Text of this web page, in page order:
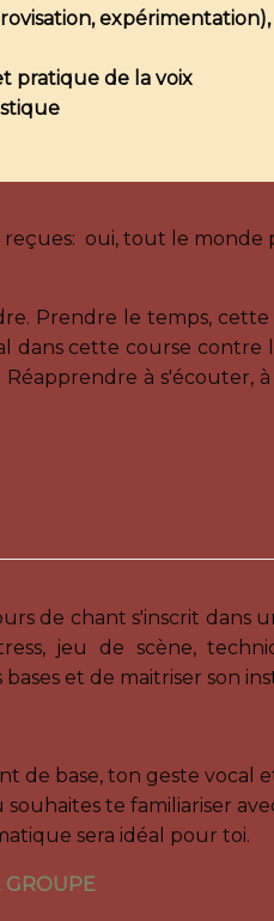
expérimentation),
pratique de la voix
reçues: oui, tout le
Prendre le temps,
dans cette course
à
de chant s'inscrit
jeu de scène,
et de maitriser son
de base, ton geste
te familiariser
sera idéal pour toi.
GROUPE